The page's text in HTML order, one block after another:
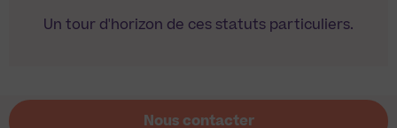
Un tour d'horizon de ces statuts particuliers.
Nous contacter